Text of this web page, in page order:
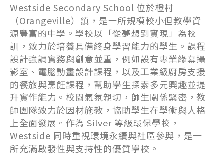
Westside Secondary School 位於橙村
（Orangeville）鎮，是一所規模較小但教學資
源豐富的中學。學校以「從夢想到實現」為校
訓，致力於培養具備終身學習能力的學生。課程
設計強調實務與創意並重，例如設有專業綠幕攝
影室、電腦動畫設計課程，以及工業級廚房支援
的餐旅與烹飪課程，幫助學生探索多元興趣並提
升實作能力。校園氣氛親切，師生關係緊密，教
師團隊致力於因材施教，協助學生在學術與人格
上全面發展。作為 Silver 等級環保學校，
Westside 同時重視環境永續與社區參與，是一
所充滿啟發性與支持性的優質學校。